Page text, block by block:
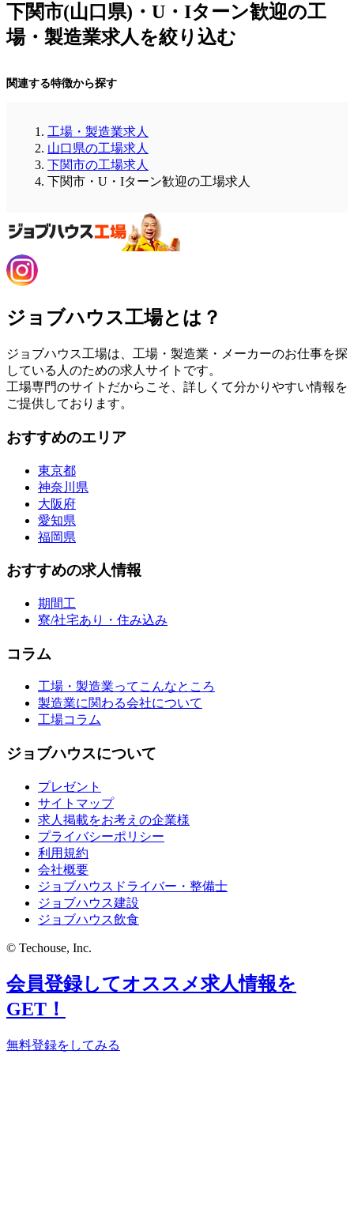
下関市(山口県)・U・Iターン歓迎の工
場・製造業求人を絞り込む
関連する特徴から探す
工場・製造業求人
山口県の工場求人
下関市の工場求人
下関市・U・Iターン歓迎の工場求人
ジョブハウス工場とは？
ジョブハウス工場は、工場・製造業・メーカーのお仕事を探
している人のための求人サイトです。
工場専門のサイトだからこそ、詳しくて分かりやすい情報を
ご提供しております。
おすすめのエリア
東京都
神奈川県
大阪府
愛知県
福岡県
おすすめの求人情報
期間工
寮/社宅あり・住み込み
コラム
工場・製造業ってこんなところ
製造業に関わる会社について
工場コラム
ジョブハウスについて
プレゼント
サイトマップ
求人掲載をお考えの企業様
プライバシーポリシー
利用規約
会社概要
ジョブハウスドライバー・整備士
ジョブハウス建設
ジョブハウス飲食
© Techouse, Inc.
会員登録してオススメ求人情報を
GET！
無料登録をしてみる